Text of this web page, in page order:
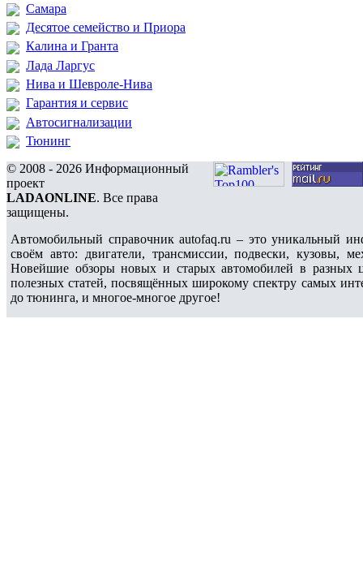
Самара
Десятое семейство и Приора
Калина и Гранта
Лада Ларгус
Нива и Шевроле-Нива
Гарантия и сервис
Автосигнализации
Тюнинг
© 2008 - 2026 Информационный
проект
LADAONLINE. Все права
защищены.
Автомобильный справочник autofaq.ru – это уникальный
своём авто: двигатели, трансмиссии, подвески, кузовы,
Новейшие обзоры новых и старых автомобилей в разных
полезных статей, посвящённых широкому спектру самых
до тюнинга, и многое-многое другое!